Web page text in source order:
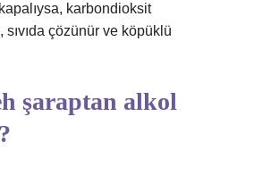
karbondioksit
sıvıda çözünür ve köpüklü
şaraptan alkol